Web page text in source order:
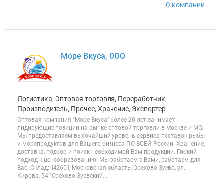
О компании
Море Вкуса, ООО
Логистика, Оптовая торговля, Переработчик,
Производитель, Прочее, Хранение, Экспортер
Оптовая компания "Море Вкуса" более 20 лет занимает
лидирующие позиции на рынке оптовой торговли в Москве и МО.
Мы предоставляем высочайший уровень сервиса поставок рыбы
и морепродуктов для Вашего бизнеса ПО ВСЕЙ России. Хранение,
доставка, подбор и поиск необходимой Вам продукции. Гибкий
подход к ценообразованию. Мы работаем с Вами, работаем для
Вас. Склад: 142601, Московская область, Орехово-Зуево, ул.
Кирова, 54 "Орехово-Зуевский...